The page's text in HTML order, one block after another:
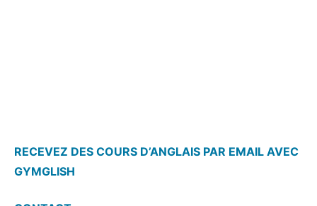
RECEVEZ DES COURS D’ANGLAIS PAR EMAIL AVEC
GYMGLISH